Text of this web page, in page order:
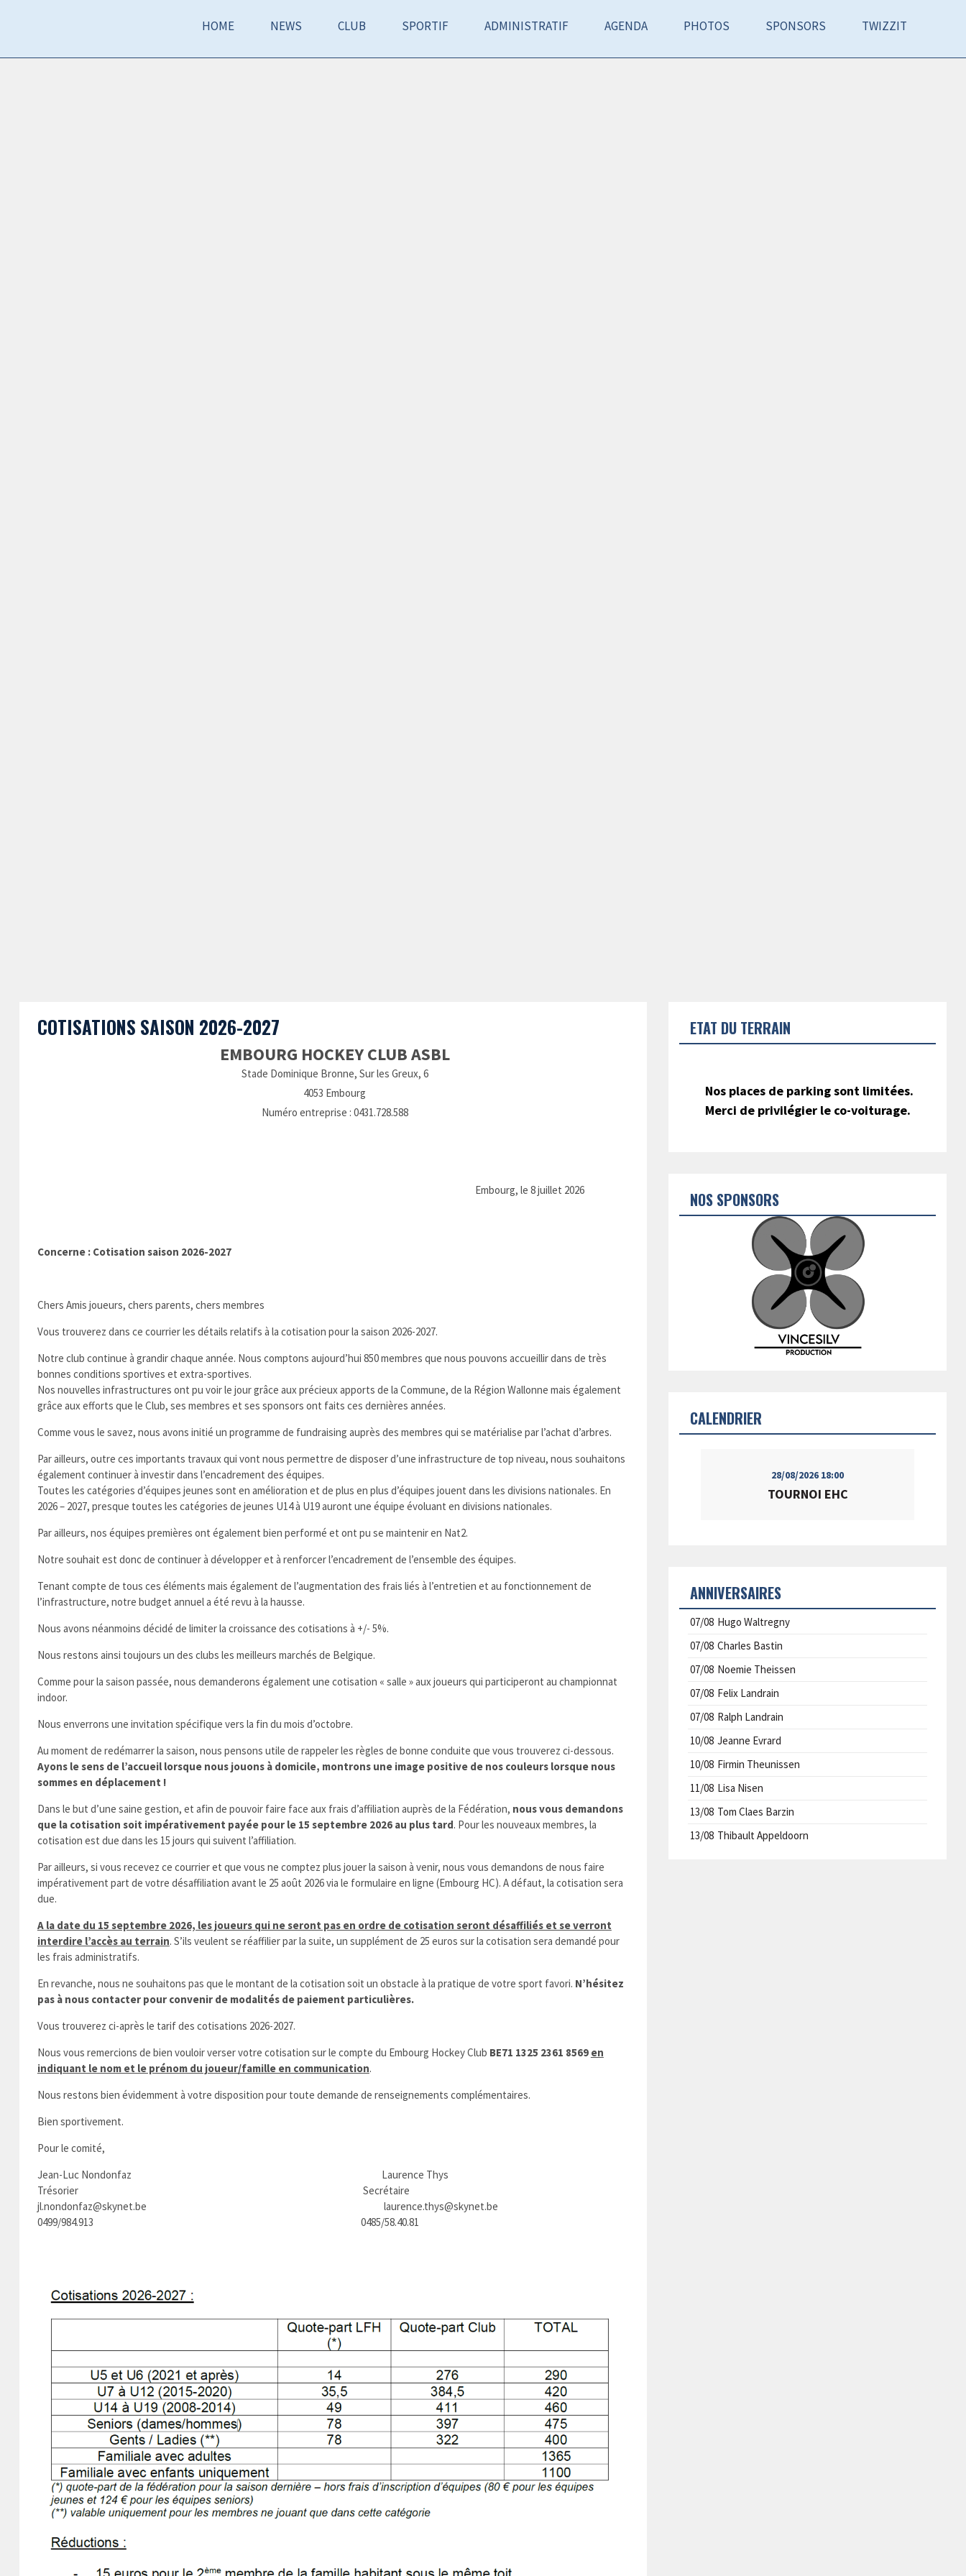
HOME NEWS CLUB SPORTIF ADMINISTRATIF AGENDA PHOTOS SPONSORS TWIZZIT
COTISATIONS SAISON 2026-2027
EMBOURG HOCKEY CLUB ASBL
Stade Dominique Bronne, Sur les Greux, 6
4053 Embourg
Numéro entreprise : 0431.728.588
Embourg, le 8 juillet 2026
Concerne : Cotisation saison 2026-2027
Chers Amis joueurs, chers parents, chers membres
Vous trouverez dans ce courrier les détails relatifs à la cotisation pour la saison 2026-2027.
Notre club continue à grandir chaque année. Nous comptons aujourd’hui 850 membres que nous pouvons accueillir dans de très
bonnes conditions sportives et extra-sportives.
Nos nouvelles infrastructures ont pu voir le jour grâce aux précieux apports de la Commune, de la Région Wallonne mais également
grâce aux efforts que le Club, ses membres et ses sponsors ont faits ces dernières années.
Comme vous le savez, nous avons initié un programme de fundraising auprès des membres qui se matérialise par l’achat d’arbres.
Par ailleurs, outre ces importants travaux qui vont nous permettre de disposer d’une infrastructure de top niveau, nous souhaitons
également continuer à investir dans l’encadrement des équipes.
Toutes les catégories d’équipes jeunes sont en amélioration et de plus en plus d’équipes jouent dans les divisions nationales. En
2026 – 2027, presque toutes les catégories de jeunes U14 à U19 auront une équipe évoluant en divisions nationales.
Par ailleurs, nos équipes premières ont également bien performé et ont pu se maintenir en Nat2.
Notre souhait est donc de continuer à développer et à renforcer l’encadrement de l’ensemble des équipes.
Tenant compte de tous ces éléments mais également de l’augmentation des frais liés à l’entretien et au fonctionnement de
l’infrastructure, notre budget annuel a été revu à la hausse.
Nous avons néanmoins décidé de limiter la croissance des cotisations à +/- 5%.
Nous restons ainsi toujours un des clubs les meilleurs marchés de Belgique.
Comme pour la saison passée, nous demanderons également une cotisation « salle » aux joueurs qui participeront au championnat
indoor.
Nous enverrons une invitation spécifique vers la fin du mois d’octobre.
Au moment de redémarrer la saison, nous pensons utile de rappeler les règles de bonne conduite que vous trouverez ci-dessous.
Ayons le sens de l’accueil lorsque nous jouons à domicile, montrons une image positive de nos couleurs lorsque nous
sommes en déplacement !
Dans le but d’une saine gestion, et afin de pouvoir faire face aux frais d’affiliation auprès de la Fédération, nous vous demandons
que la cotisation soit impérativement payée pour le 15 septembre 2026 au plus tard. Pour les nouveaux membres, la
cotisation est due dans les 15 jours qui suivent l’affiliation.
Par ailleurs, si vous recevez ce courrier et que vous ne comptez plus jouer la saison à venir, nous vous demandons de nous faire
impérativement part de votre désaffiliation avant le 25 août 2026 via le formulaire en ligne (Embourg HC). A défaut, la cotisation sera
due.
A la date du 15 septembre 2026, les joueurs qui ne seront pas en ordre de cotisation seront désaffiliés et se verront
interdire l’accès au terrain. S’ils veulent se réaffilier par la suite, un supplément de 25 euros sur la cotisation sera demandé pour
les frais administratifs.
En revanche, nous ne souhaitons pas que le montant de la cotisation soit un obstacle à la pratique de votre sport favori. N’hésitez
pas à nous contacter pour convenir de modalités de paiement particulières.
Vous trouverez ci-après le tarif des cotisations 2026-2027.
Nous vous remercions de bien vouloir verser votre cotisation sur le compte du Embourg Hockey Club BE71 1325 2361 8569 en
indiquant le nom et le prénom du joueur/famille en communication.
Nous restons bien évidemment à votre disposition pour toute demande de renseignements complémentaires.
Bien sportivement.
Pour le comité,
Jean-Luc Nondonfaz Laurence Thys
Trésorier Secrétaire
jl.nondonfaz@skynet.be laurence.thys@skynet.be
0499/984.913 0485/58.40.81
ETAT DU TERRAIN
Nos places de parking sont limitées.
Merci de privilégier le co-voiturage.
NOS SPONSORS
CALENDRIER
28/08/2026 18:00
TOURNOI EHC
ANNIVERSAIRES
07/08 Hugo Waltregny
07/08 Charles Bastin
07/08 Noemie Theissen
07/08 Felix Landrain
07/08 Ralph Landrain
10/08 Jeanne Evrard
10/08 Firmin Theunissen
11/08 Lisa Nisen
13/08 Tom Claes Barzin
13/08 Thibault Appeldoorn